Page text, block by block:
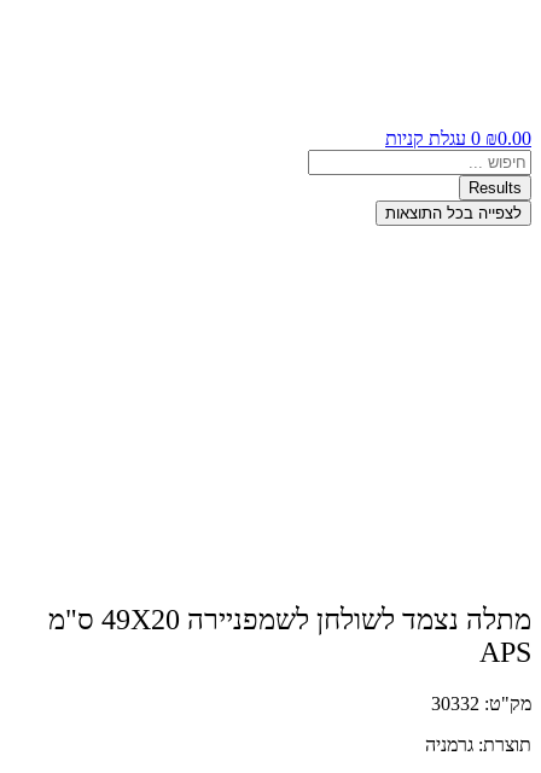
₪0.00
0 עגלת קניות
Search
...
Results
לצפייה בכל התוצאות
מתלה נצמד לשולחן לשמפניירה 49X20 ס"מ
APS
מק"ט: 30332
תוצרת: גרמניה